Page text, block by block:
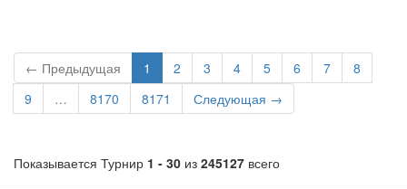
← Предыдущая 1 2 3 4 5 6 7
8
9
… 8170 8171 Следующая →
Показывается Турнир 1 - 30 из 245127 всего